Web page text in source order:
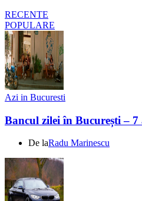
RECENTE
POPULARE
Azi in Bucuresti
Bancul zilei în București – 7
De laRadu Marinescu